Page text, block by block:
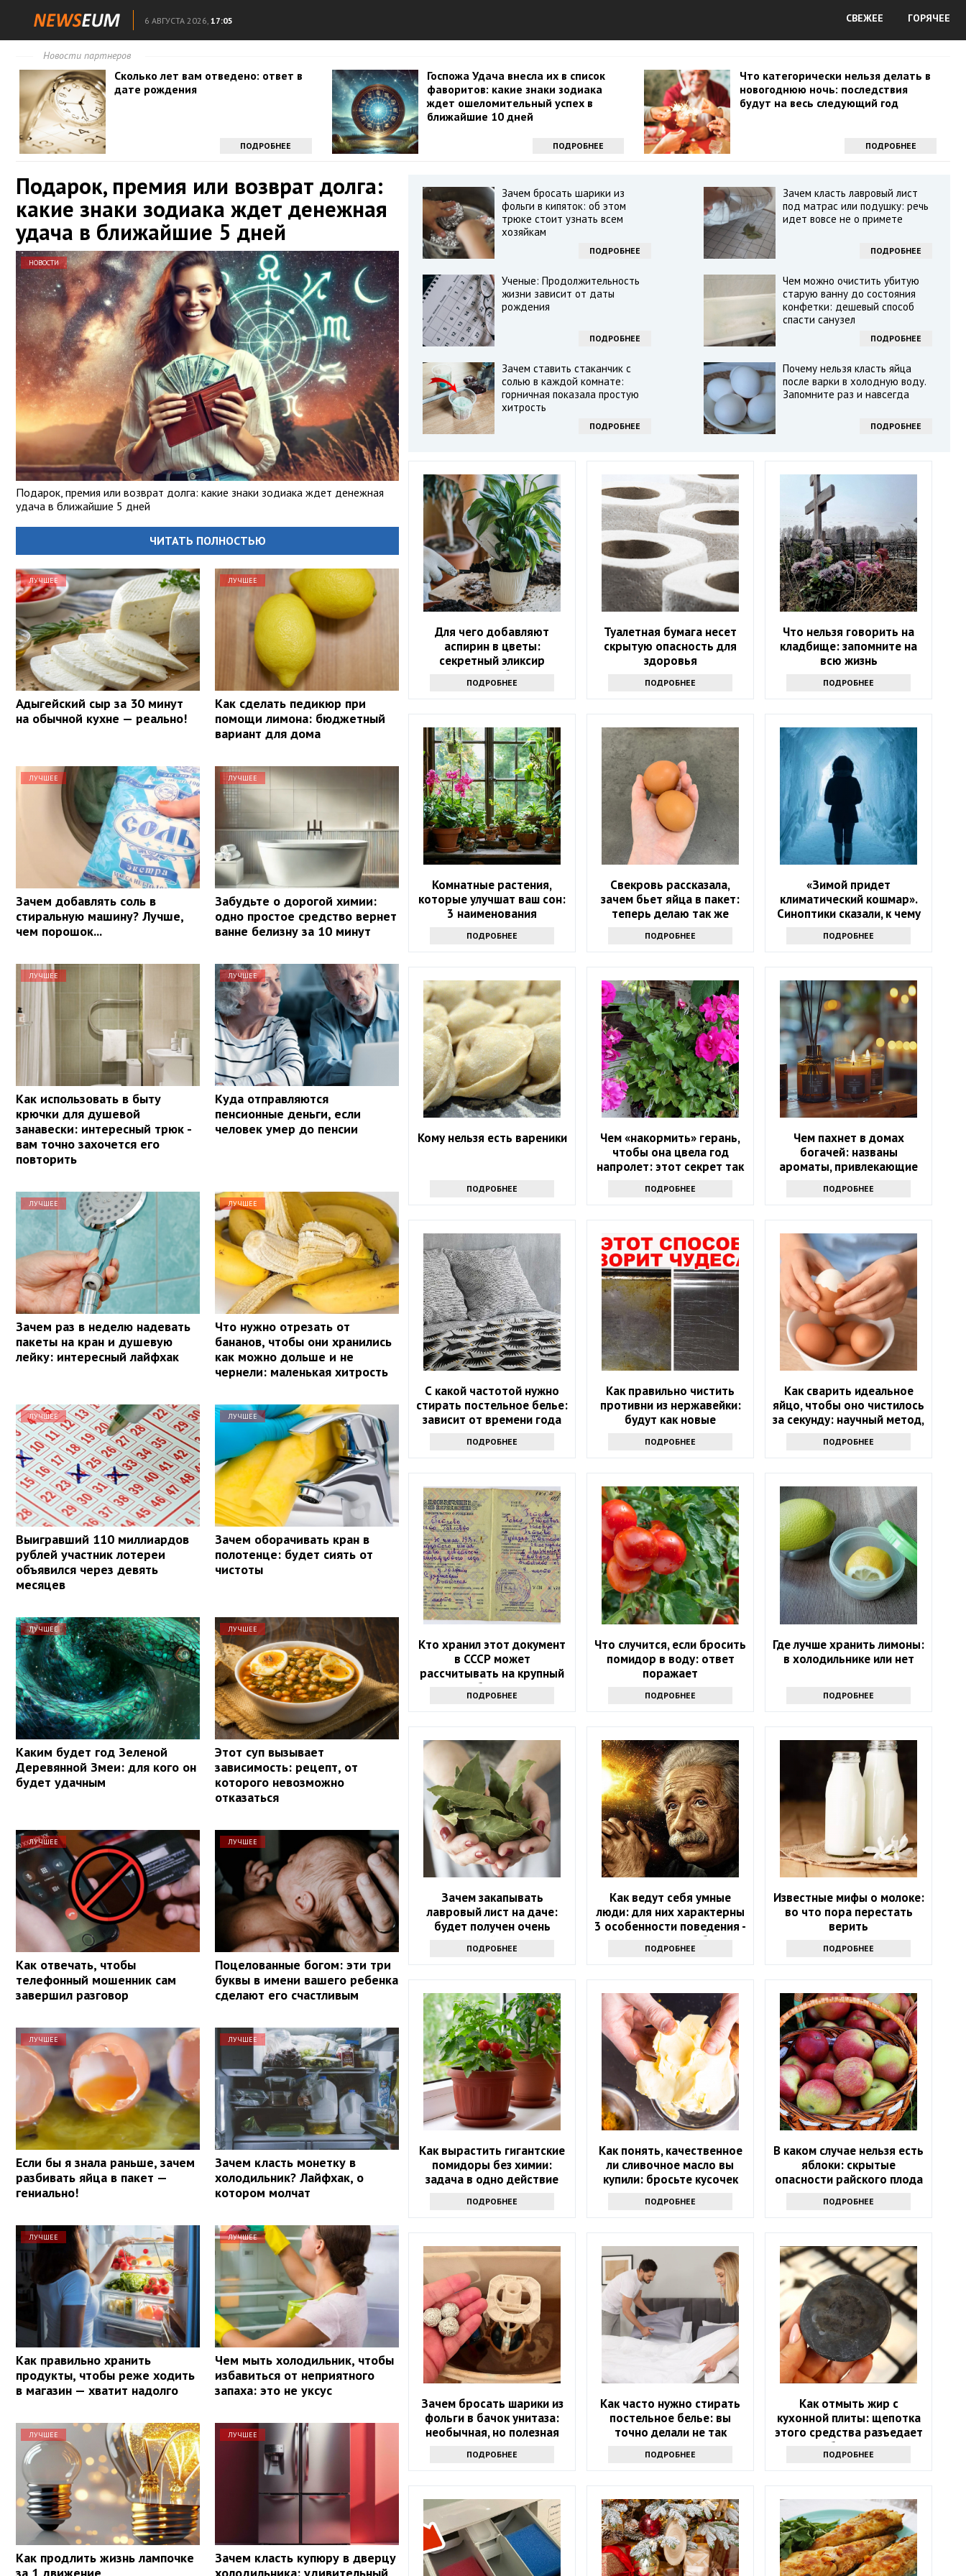
6 АВГУСТА 2026, 17:05 СВЕЖЕЕ ГОРЯЧЕЕ
Новости партнеров
Сколько лет вам отведено: ответ в
дате рождения
ПОДРОБНЕЕ
Госпожа Удача внесла их в список
фаворитов: какие знаки зодиака
ждет ошеломительный успех в
ближайшие 10 дней
ПОДРОБНЕЕ
Что категорически нельзя делать в
новогоднюю ночь: последствия
будут на весь следующий год
ПОДРОБНЕЕ
Подарок, премия или возврат долга:
какие знаки зодиака ждет денежная
удача в ближайшие 5 дней
НОВОСТИ
Подарок, премия или возврат долга: какие знаки зодиака ждет денежная
удача в ближайшие 5 дней
ЧИТАТЬ ПОЛНОСТЬЮ
ЛУЧШЕЕ
Адыгейский сыр за 30 минут
на обычной кухне — реально!
ЛУЧШЕЕ
Как сделать педикюр при
помощи лимона: бюджетный
вариант для дома
ЛУЧШЕЕ
Зачем добавлять соль в
стиральную машину? Лучше,
чем порошок...
ЛУЧШЕЕ
Забудьте о дорогой химии:
одно простое средство вернет
ванне белизну за 10 минут
ЛУЧШЕЕ
Как использовать в быту
крючки для душевой
занавески: интересный трюк -
вам точно захочется его
повторить
ЛУЧШЕЕ
Куда отправляются
пенсионные деньги, если
человек умер до пенсии
ЛУЧШЕЕ
Зачем раз в неделю надевать
пакеты на кран и душевую
лейку: интересный лайфхак
ЛУЧШЕЕ
Что нужно отрезать от
бананов, чтобы они хранились
как можно дольше и не
чернели: маленькая хитрость
ЛУЧШЕЕ
Выигравший 110 миллиардов
рублей участник лотереи
объявился через девять
месяцев
ЛУЧШЕЕ
Зачем оборачивать кран в
полотенце: будет сиять от
чистоты
ЛУЧШЕЕ
Каким будет год Зеленой
Деревянной Змеи: для кого он
будет удачным
ЛУЧШЕЕ
Этот суп вызывает
зависимость: рецепт, от
которого невозможно
отказаться
ЛУЧШЕЕ
Как отвечать, чтобы
телефонный мошенник сам
завершил разговор
ЛУЧШЕЕ
Поцелованные богом: эти три
буквы в имени вашего ребенка
сделают его счастливым
ЛУЧШЕЕ
Если бы я знала раньше, зачем
разбивать яйца в пакет —
гениально!
ЛУЧШЕЕ
Зачем класть монетку в
холодильник? Лайфхак, о
котором молчат
ЛУЧШЕЕ
Как правильно хранить
продукты, чтобы реже ходить
в магазин — хватит надолго
ЛУЧШЕЕ
Чем мыть холодильник, чтобы
избавиться от неприятного
запаха: это не уксус
ЛУЧШЕЕ
Как продлить жизнь лампочке
за 1 движение
ЛУЧШЕЕ
Зачем класть купюру в дверцу
холодильника: удивительный
Зачем бросать шарики из
фольги в кипяток: об этом
трюке стоит узнать всем
хозяйкам
ПОДРОБНЕЕ
Зачем класть лавровый лист
под матрас или подушку: речь
идет вовсе не о примете
ПОДРОБНЕЕ
Ученые: Продолжительность
жизни зависит от даты
рождения
ПОДРОБНЕЕ
Чем можно очистить убитую
старую ванну до состояния
конфетки: дешевый способ
спасти санузел
ПОДРОБНЕЕ
Зачем ставить стаканчик с
солью в каждой комнате:
горничная показала простую
хитрость
ПОДРОБНЕЕ
Почему нельзя класть яйца
после варки в холодную воду.
Запомните раз и навсегда
ПОДРОБНЕЕ
Для чего добавляют
аспирин в цветы:
секретный эликсир
долголетия букетов
ПОДРОБНЕЕ
Туалетная бумага несет
скрытую опасность для
здоровья
ПОДРОБНЕЕ
Что нельзя говорить на
кладбище: запомните на
всю жизнь
ПОДРОБНЕЕ
Комнатные растения,
которые улучшат ваш сон:
3 наименования
ПОДРОБНЕЕ
Свекровь рассказала,
зачем бьет яйца в пакет:
теперь делаю так же
ПОДРОБНЕЕ
«Зимой придет
климатический кошмар».
Синоптики сказали, к чему
ПОДРОБНЕЕ
Кому нельзя есть вареники
ПОДРОБНЕЕ
Чем «накормить» герань,
чтобы она цвела год
напролет: этот секрет так
ПОДРОБНЕЕ
Чем пахнет в домах
богачей: названы
ароматы, привлекающие
ПОДРОБНЕЕ
С какой частотой нужно
стирать постельное белье:
зависит от времени года
ПОДРОБНЕЕ
Как правильно чистить
противни из нержавейки:
будут как новые
ПОДРОБНЕЕ
Как сварить идеальное
яйцо, чтобы оно чистилось
за секунду: научный метод,
основанный на физике
ПОДРОБНЕЕ
Кто хранил этот документ
в СССР может
рассчитывать на крупный
бонус
ПОДРОБНЕЕ
Что случится, если бросить
помидор в воду: ответ
поражает
ПОДРОБНЕЕ
Где лучше хранить лимоны:
в холодильнике или нет
ПОДРОБНЕЕ
Зачем закапывать
лавровый лист на даче:
будет получен очень
интересный результат
ПОДРОБНЕЕ
Как ведут себя умные
люди: для них характерны
3 особенности поведения -
проверьте себя
ПОДРОБНЕЕ
Известные мифы о молоке:
во что пора перестать
верить
ПОДРОБНЕЕ
Как вырастить гигантские
помидоры без химии:
задача в одно действие
ПОДРОБНЕЕ
Как понять, качественное
ли сливочное масло вы
купили: бросьте кусочек
ПОДРОБНЕЕ
В каком случае нельзя есть
яблоки: скрытые
опасности райского плода
ПОДРОБНЕЕ
Зачем бросать шарики из
фольги в бачок унитаза:
необычная, но полезная
ПОДРОБНЕЕ
Как часто нужно стирать
постельное белье: вы
точно делали не так
ПОДРОБНЕЕ
Как отмыть жир с
кухонной плиты: щепотка
этого средства разъедает
любую грязь
ПОДРОБНЕЕ